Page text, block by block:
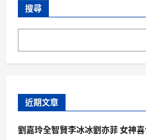
搜尋
近期文章
劉嘉玲全智賢李冰冰劉亦菲 女神